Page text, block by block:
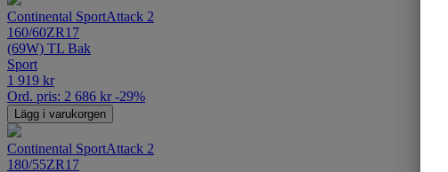
Continental SportAttack 2
160/60ZR17
(69W) TL Bak
Sport
1 919 kr
Ord. pris: 2 686 kr -29%
Lägg i varukorgen
Continental SportAttack 2
180/55ZR17